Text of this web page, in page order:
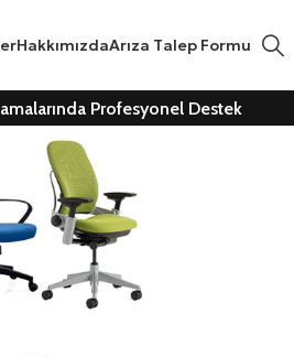
HakkımızdaArıza Talep Formu
Profesyonel Destek